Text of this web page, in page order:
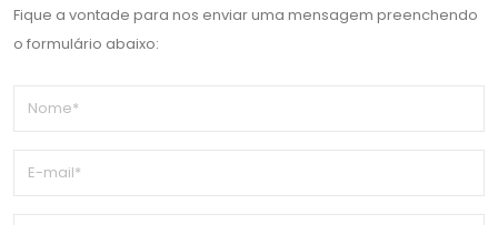
Fique a vontade para nos enviar uma mensagem preenchendo
o formulário abaixo: